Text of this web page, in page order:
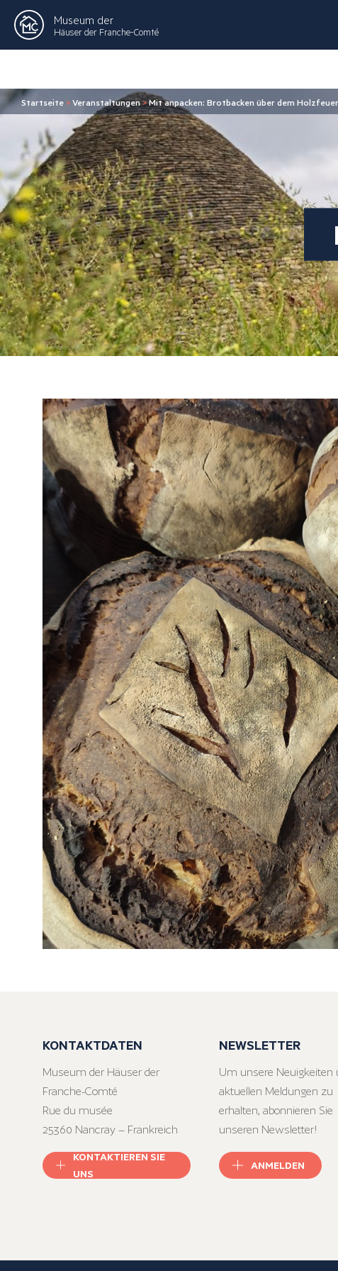
Museum der
Häuser der Franche-Comté
Startseite >Veranstaltungen>Mit anpacken: Brotbacken über dem Holzfeuer
KONTAKTDATEN
Museum der Häuser der
Franche-Comté
Rue du musée
25360 Nancray – Frankreich
KONTAKTIEREN SIE
UNS
NEWSLETTER
Um unsere Neuigkeiten
aktuellen Meldungen zu
erhalten, abonnieren Sie
unseren Newsletter!
ANMELDEN